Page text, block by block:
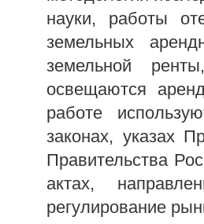
науки, работы
земельных
земельной
освещаются
работе
законах, указах
Правительства
актах,
регулирование